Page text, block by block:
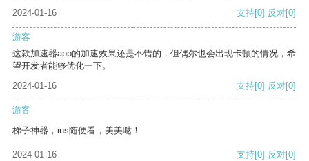
2024-01-16
支持[0] 反对[0]
游客
这款加速器app的加速效果还是不错的，但偶尔也会出现卡顿的情况，希
望开发者能够优化一下。
2024-01-16
支持[0] 反对[0]
游客
梯子神器，ins随便看，美美哒！
2024-01-16 支持[0] 反对[0]